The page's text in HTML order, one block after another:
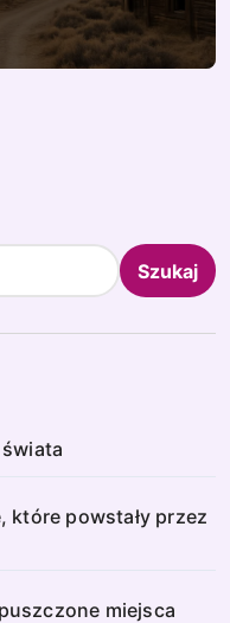
Szukaj
które powstały przez
miejsca